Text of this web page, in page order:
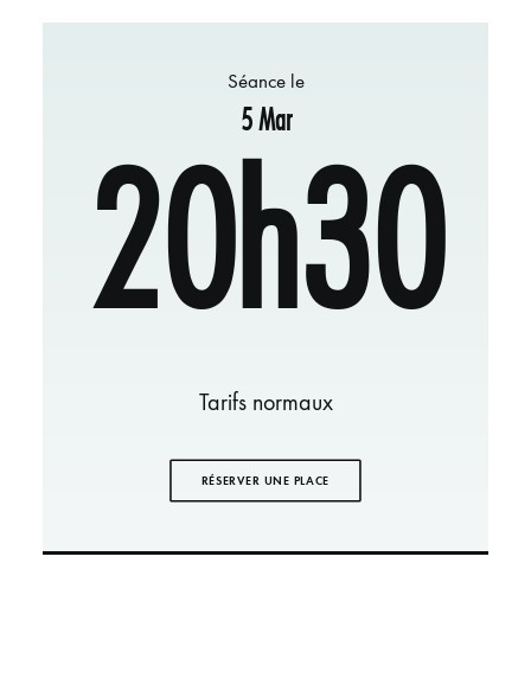
Séance le
5 Mar
20h30
Tarifs normaux
RÉSERVER UNE PLACE